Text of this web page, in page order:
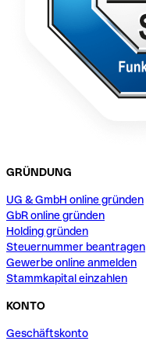
GRÜNDUNG
UG & GmbH online gründen
GbR online gründen
Holding gründen
Steuernummer beantragen
Gewerbe online anmelden
Stammkapital einzahlen
KONTO
Geschäftskonto